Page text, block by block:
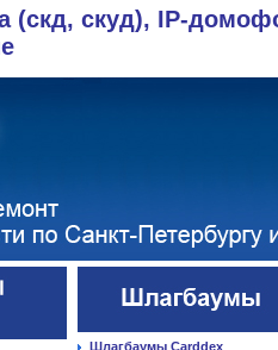
(скд, скуд), IP-
Шлагбаумы Carddex